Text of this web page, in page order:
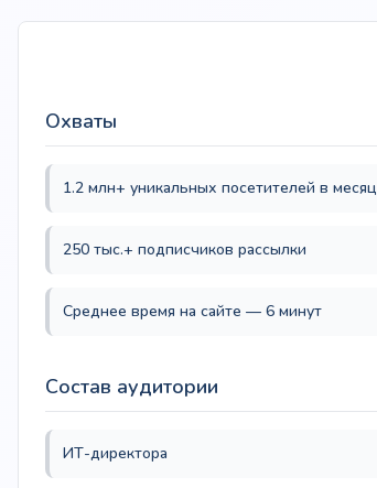
Охваты
1.2 млн+ уникальных посетителей в месяц
250 тыс.+ подписчиков рассылки
Среднее время на сайте — 6 минут
Состав аудитории
ИТ-директора